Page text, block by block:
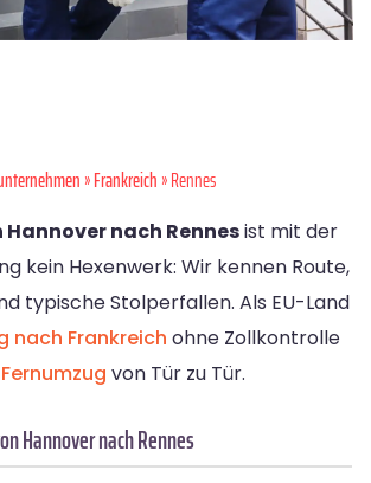
»Frankreich» Rennes
Hannover nach Rennesist mit der
kein Hexenwerk: Wir kennen Route,
typische Stolperfallen. Als EU-Land
nach Frankreich ohne Zollkontrolle
Fernumzug von Tür zu Tür.
Hannover nach Rennes